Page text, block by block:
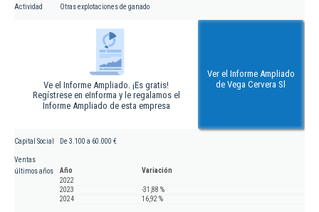
Actividad Otras explotaciones de ganado
Ve el Informe Ampliado. ¡Es gratis!
Regístrese en eInforma y le regalamos el
Informe Ampliado de esta empresa
Ver el Informe Ampliado
de Vega Cervera Sl
Capital Social De 3.100 a 60.000 €
Ventas
últimos años
Año
Variación
2022
2023
-31,88 %
2024
16,92 %